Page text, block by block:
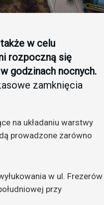
w celu
rozpoczną się
godzinach nocnych.
zamknięcia
na układaniu warstwy
prowadzone zarówno
w ul. Frezerów
przy